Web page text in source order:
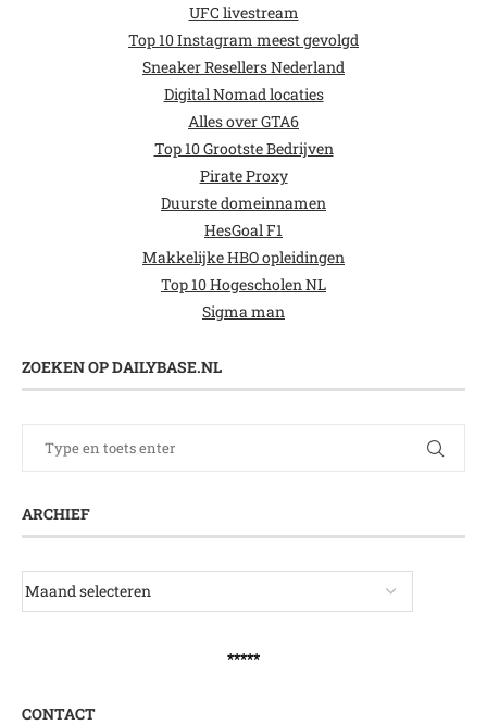
UFC livestream
Top 10 Instagram meest gevolgd
Sneaker Resellers Nederland
Digital Nomad locaties
Alles over GTA6
Top 10 Grootste Bedrijven
Pirate Proxy
Duurste domeinnamen
HesGoal F1
Makkelijke HBO opleidingen
Top 10 Hogescholen NL
Sigma man
ZOEKEN OP DAILYBASE.NL
ARCHIEF
*****
CONTACT